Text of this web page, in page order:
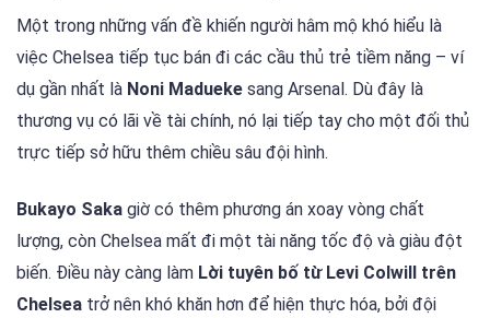
Một trong những vấn đề khiến người hâm mộ khó hiểu là
việc Chelsea tiếp tục bán đi các cầu thủ trẻ tiềm năng – ví
dụ gần nhất là Noni Madueke sang Arsenal. Dù đây là
thương vụ có lãi về tài chính, nó lại tiếp tay cho một đối thủ
trực tiếp sở hữu thêm chiều sâu đội hình.
Bukayo Saka giờ có thêm phương án xoay vòng chất
lượng, còn Chelsea mất đi một tài năng tốc độ và giàu đột
biến. Điều này càng làm Lời tuyên bố từ Levi Colwill trên
Chelsea trở nên khó khăn hơn để hiện thực hóa, bởi đội